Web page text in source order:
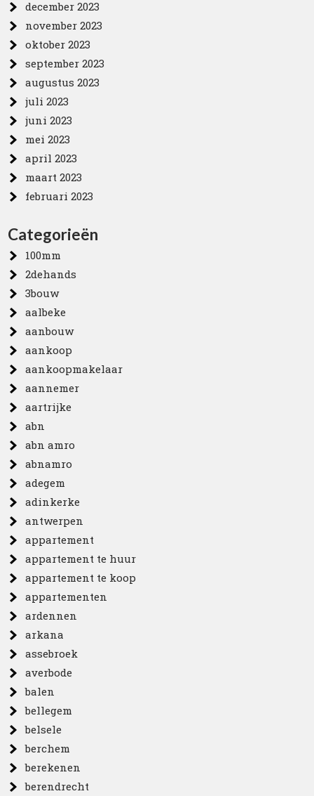
december 2023
november 2023
oktober 2023
september 2023
augustus 2023
juli 2023
juni 2023
mei 2023
april 2023
maart 2023
februari 2023
Categorieën
100mm
2dehands
3bouw
aalbeke
aanbouw
aankoop
aankoopmakelaar
aannemer
aartrijke
abn
abn amro
abnamro
adegem
adinkerke
antwerpen
appartement
appartement te huur
appartement te koop
appartementen
ardennen
arkana
assebroek
averbode
balen
bellegem
belsele
berchem
berekenen
berendrecht